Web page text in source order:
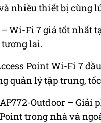
nhiều thiết bị cùng
Wi-Fi 7 giá tốt nhất
lai.
Point Wi-Fi 7
quản lý tập trung,
Outdoor –
trong nhà và